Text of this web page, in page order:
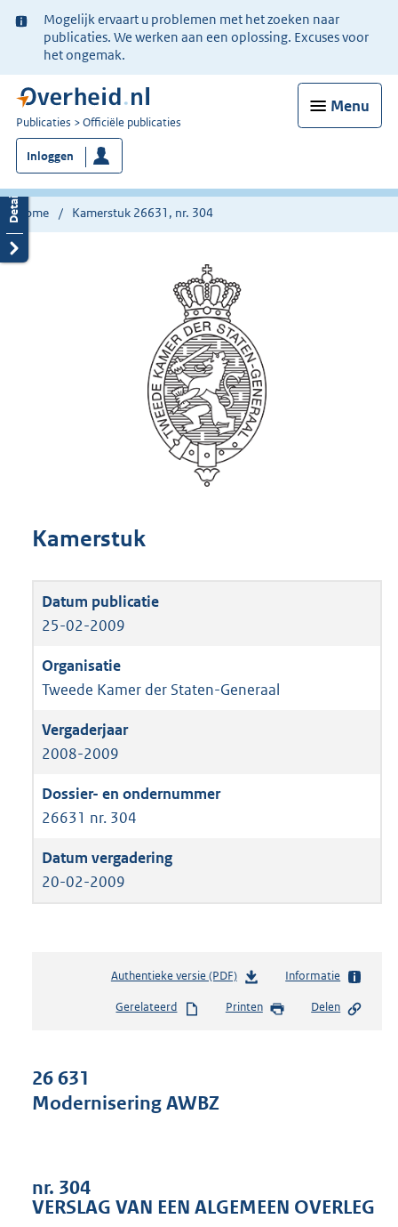
Ter
informatie:
Mogelijk ervaart u problemen met het zoeken naar
publicaties. We werken aan een oplossing. Excuses voor
het ongemak.
Menu
U
bent
nu
hier:
Publicaties Officiële publicaties
Inloggen
Home Kamerstuk 26631, nr. 304
Kamerstuk
25-02-2009
Tweede Kamer der Staten-Generaal
2008-2009
26631 nr. 304
20-02-2009
Authentieke versie (PDF)b
s
t
t
Informatie
Gerelateerd Printen Delen
26 631
Modernisering AWBZ
nr. 304
VERSLAG VAN EEN ALGEMEEN OVERLEG